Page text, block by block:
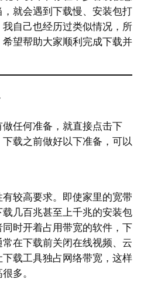
就会遇到下载慢、安装包打
自己也经历过类似情况，所
望帮助大家顺利完成下载并
任何准备，就直接点击下
载之前做好以下准备，可以
较高要求。即使家里的宽带
几百兆甚至上千兆的安装包
时开着占用带宽的软件，下
在下载前关闭在线视频、云
载工具独占网络带宽，这样
多。